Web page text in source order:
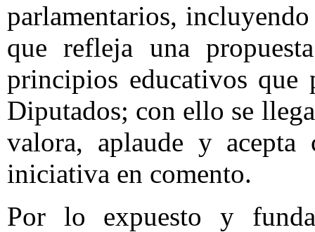
parlamentarios,
que refleja una
principios educativos que
Diputados; con ello se
valora, aplaude y
iniciativa en comento.
Por lo expuesto y